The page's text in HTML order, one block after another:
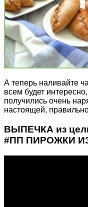
А теперь наливайте
всем будет
получились очень
настоящей,
ВЫПЕЧКА из
#ПП ПИРОЖКИ